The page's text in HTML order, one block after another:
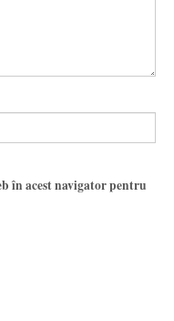
în acest navigator pentru